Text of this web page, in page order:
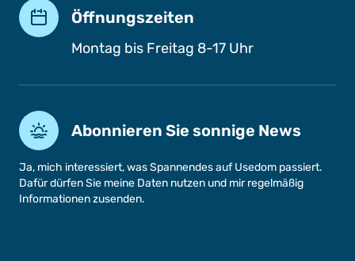
Öffnungszeiten
Montag bis Freitag 8-17 Uhr
Abonnieren Sie sonnige News
Ja, mich interessiert, was Spannendes auf Usedom passiert.
Dafür dürfen Sie meine Daten nutzen und mir regelmäßig
Informationen zusenden.